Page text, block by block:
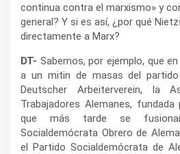
continua contra el marxismo» y
general? Y si es así, ¿por qué
directamente a Marx?
DT- Sabemos, por ejemplo, que
a un mitin de masas del partido
Deutscher Arbeiterverein, la
Trabajadores Alemanes, fundada
que más tarde se
Socialdemócrata Obrero de
el Partido Socialdemócrata de